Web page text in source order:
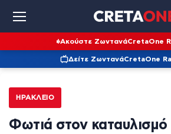
Ακούστε ΖωντανάCretaOne
Δείτε ΖωντανάCretaOne
ΗΡΆΚΛΕΙΟ
Φωτιά στον